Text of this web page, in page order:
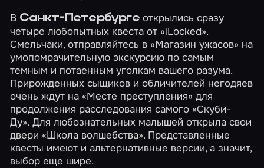
В Санкт-Петербургеоткрылись сразу
четыре любопытных квеста от «iLocked».
Смельчаки, отправляйтесь в«Магазин ужасов» на
умопомрачительную экскурсию по самым
темным и потаенным уголкам вашего разума.
Прирожденных сыщиков и обличителей негодяев
очень ждут на«Месте преступления» для
продолжения расследования самого«Скуби-
Ду». Для любознательных малышей открыла свои
двери«Школа волшебства». Представленные
квесты имеют и альтернативные версии, а значит,
выбор еще шире.